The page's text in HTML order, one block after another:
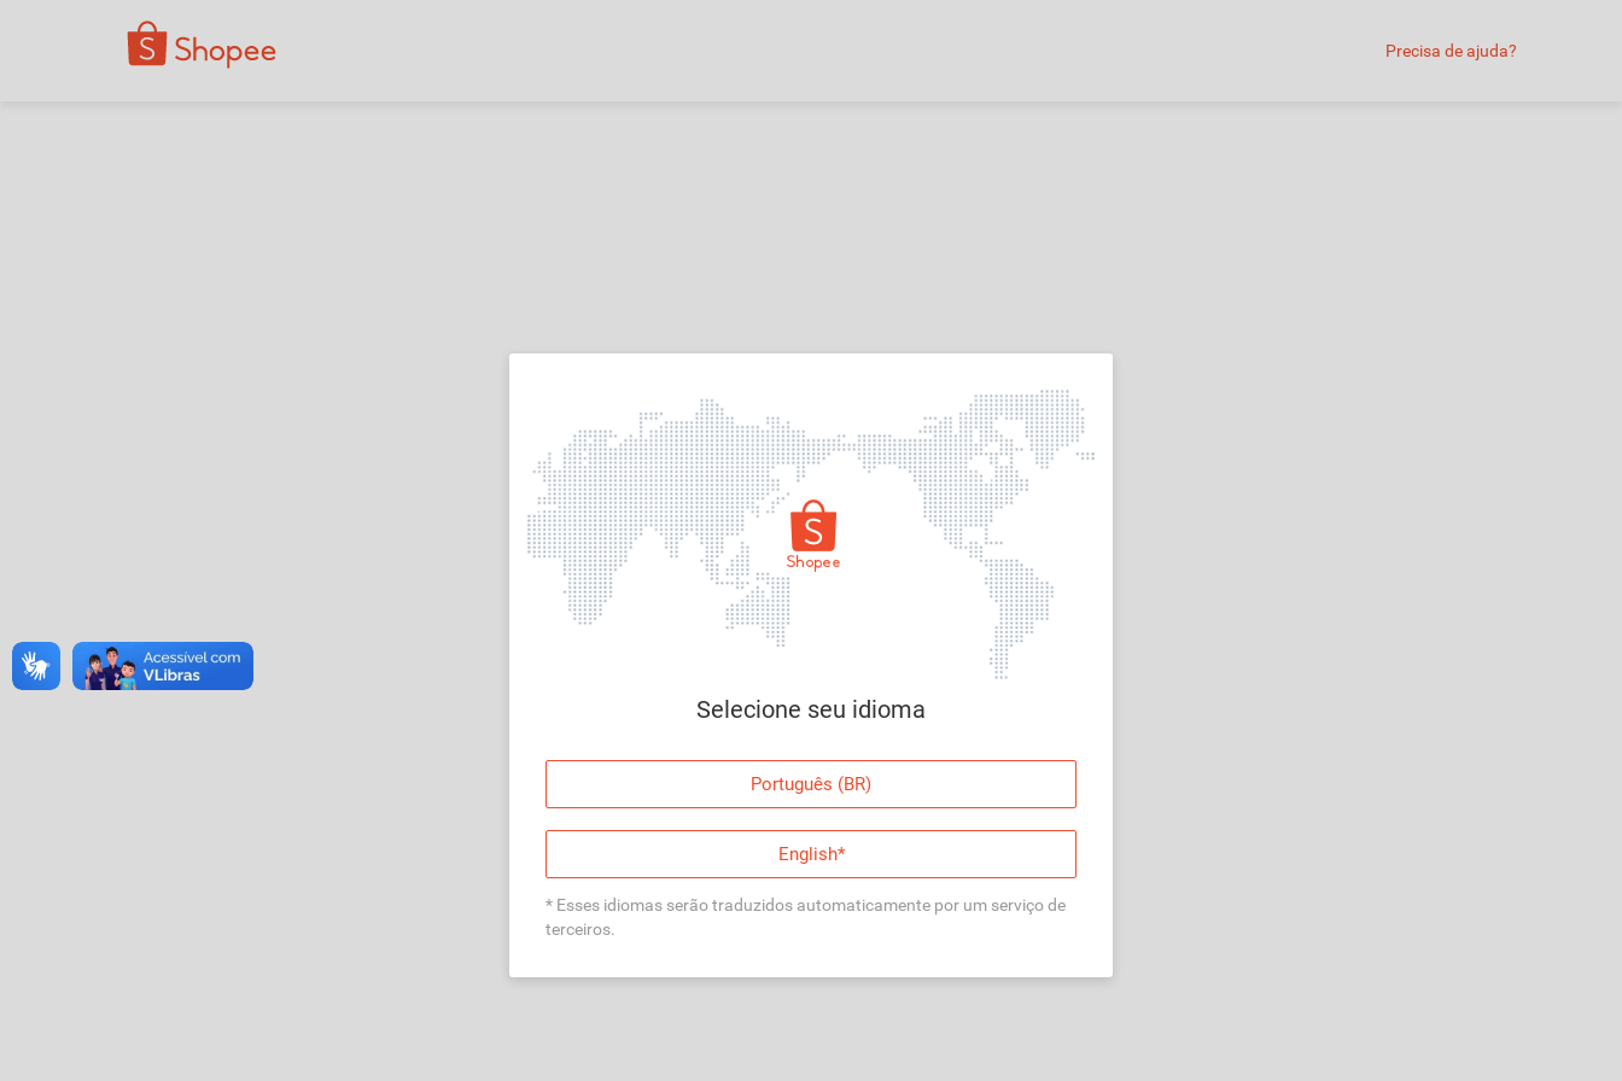
Precisa de ajuda?
Página indisponível
novamente, ou volte para a página inicial.
Entrar
Voltar à Página Inicial
Selecione seu idioma
Português (BR)
English*
* Esses idiomas serão traduzidos automaticamente por um serviço de
terceiros.